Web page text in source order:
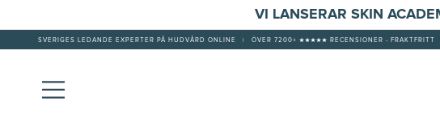
VI LANSERAR SKIN
SVERIGES LEDANDE EXPERTER PÅ HUDVÅRD ONLINE ÖVER 7200+ ★★★★★ RECENSIONER - FRAKTFRITT